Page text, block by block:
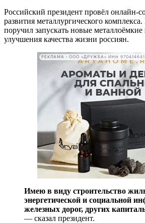
Российский президент провёл онлайн-
развития металлургического
поручил запускать новые
улучшения качества жизни россиян.
РЕКЛАМА • ООО «ДРУЖБА» ИНН
Имею в виду строительство
энергетической и социальной
железных дорог, других
— сказал президент.